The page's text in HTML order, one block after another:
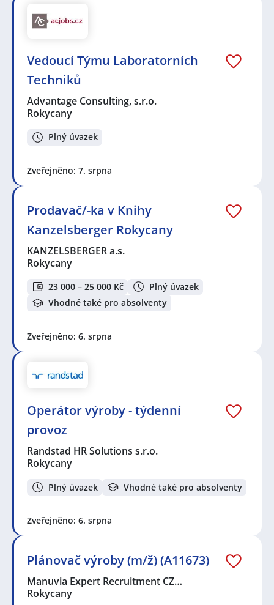
Vedoucí Týmu Laboratorních
Techniků
Advantage Consulting, s.r.o.
Rokycany
Plný úvazek
Zveřejněno: 7. srpna
Prodavač/-ka v Knihy
Kanzelsberger Rokycany
KANZELSBERGER a.s.
Rokycany
23 000 – 25 000 Kč
Plný úvazek
Vhodné také pro absolventy
Zveřejněno: 6. srpna
Operátor výroby - týdenní
provoz
Randstad HR Solutions s.r.o.
Rokycany
Plný úvazek Vhodné také pro absolventy
Zveřejněno: 6. srpna
Plánovač výroby (m/ž) (A11673)
Manuvia Expert Recruitment CZ…
Rokycany